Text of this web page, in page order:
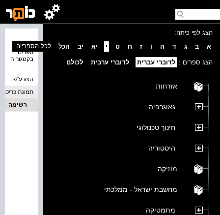
הצג לפי כיתה:
א
ב ג ד ה ו ז ח ט י יא יב הכל
הצג ספרים : לדוברי עברית לדוברי ערבית לכולם
אזרחות
גאוגרפיה
חינוך טכנולוגי
היסטוריה
מוזיקה
מחשבת ישראל - ממלכתי
מתמטיקה
ספרים
בקטגוריה
לכל הספרייה
הצג ע''פ:
תמונת כריכה
רשימה